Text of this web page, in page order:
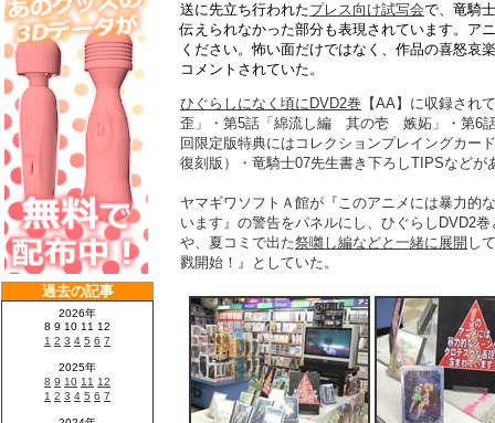
送に先立ち行われたプレス向け試写会で、竜騎
伝えられなかった部分も表現されています。ア
ください。怖い面だけではなく、作品の喜怒哀
コメントされていた。
ひぐらしになく頃にDVD2巻 【AA】に収録さ
歪」・第5話「綿流し編 其の壱 嫉妬」・第6
回限定版特典にはコレクションプレイングカー
復刻版）・竜騎士07先生書き下ろしTIPSなどが
ヤマギワソフトＡ館が『このアニメには暴力的
います』の警告をパネルにし、ひぐらしDVD2
や、夏コミで出た祭囃し編などと一緒に展開 し
戮開始！』としていた。